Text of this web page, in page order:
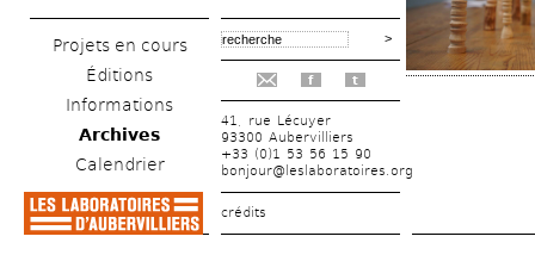
Projets en cours
Éditions
Informations
Archives
Calendrier
f t
41, rue Lécuyer
93300 Aubervilliers
+33 (0)1 53 56 15 90
bonjour@leslaboratoires.org
crédits